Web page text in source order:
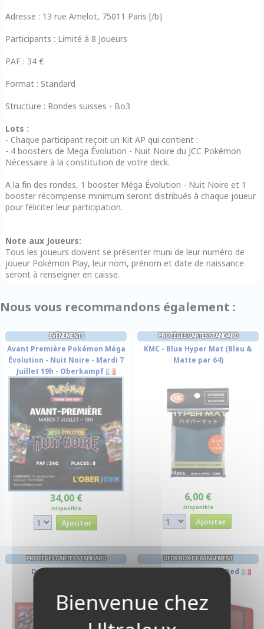
Adresse : 13 rue Amelot, 75011 Paris [/b]
Participants : Limité à 8 Joueurs
PAF : 34 €
Format : Standard
Structure : Rondes suisses - Bo3
Lots :
- Chaque participant reçoit un Kit AP qui contient :
- 4 boosters de Mega Évolution - Nuit Noire du JCC Pokémon
Nécessaire à la constitution de votre deck.
A la fin des rondes, 1 booster Méga Évolution - Nuit Noire et 1
booster récompense minimum seront distribués à chaque joueur
pour féliciter leur participation.
Note aux Joueurs:
Tous les joueurs doivent se présenter muni de leur numéro de
joueur Pokémon Play, leur nom, prénom et date de naissance
seront à renseigner en caisse.
Nous vous recommandons également :
EVÉNEMENTS
Avant Première Pokémon Méga
Évolution - Nuit Noire - Mardi 7
Juillet 19h - Oberkampf
34,00 €
Disponible
PROTÈGES CARTES STANDARD
KMC - Blue Hyper Mat (Bleu &
Matte par 64)
6,00 €
Disponible
PROTÈGES CARTES STANDARD
Dracaufeu - Par 65
DECK BOX ET RANGEMENT
Twin Suns Deck Pod : Red